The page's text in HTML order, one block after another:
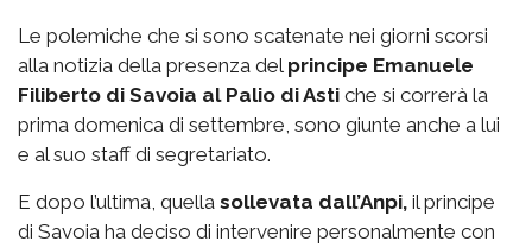
Le polemiche che si sono scatenate nei giorni scorsi
alla notizia della presenza del principe Emanuele
Filiberto di Savoia al Palio di Asti che si correrà la
prima domenica di settembre, sono giunte anche a lui
e al suo staff di segretariato.
E dopo l’ultima, quella sollevata dall’Anpi, il principe
di Savoia ha deciso di intervenire personalmente con